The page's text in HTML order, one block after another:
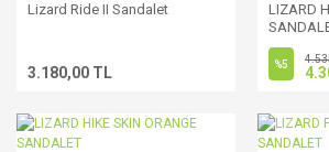
Lizard Ride II Sandalet
3.180,00 TL
LIZARD
%5